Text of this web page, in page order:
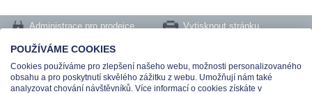
Administrace pro prodejce
Vytisknout stránku
Nastavení cookies
Tel.: +420 491 519 500 | E-mail: helpdesk@teas.cz | Provozovna: tř. T.Bati 299,
763 02 Zlín
© 2026 Teas spol. s r. o., Platnéřská 88/9, 110 00 Praha 1 - Staré Město, IČO:
POUŽÍVÁME COOKIES
Cookies používáme pro zlepšení našeho webu, možnosti personalizovaného
obsahu a pro poskytnutí skvělého zážitku z webu. Umožňují nám také
analyzovat chování návštěvníků. Více informací o cookies získáte v